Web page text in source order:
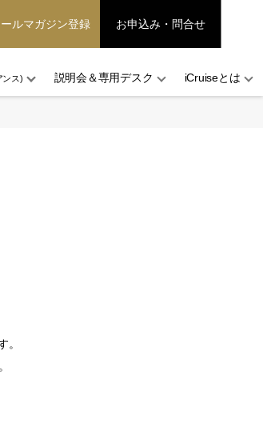
ールマガジン登録 お申込み・問合せ
ンス) 説明会＆専用デスク iCruiseとは
。